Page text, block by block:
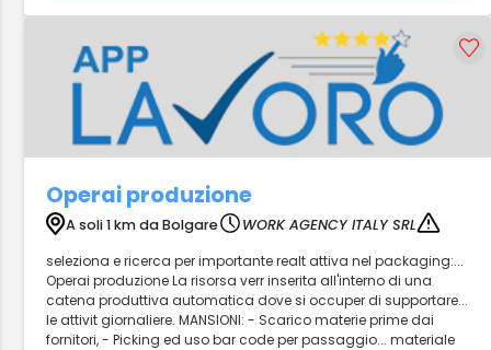
Operai produzione
A soli 1 km da Bolgare
WORK AGENCY ITALY SRL
seleziona e ricerca per importante realt attiva nel packaging:...
Operai produzione La risorsa verr inserita all'interno di una
catena produttiva automatica dove si occuper di supportare...
le attivit giornaliere. MANSIONI: - Scarico materie prime dai
fornitori, - Picking ed uso bar code per passaggio... materiale